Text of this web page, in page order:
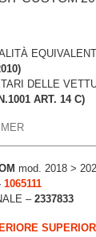
DELLE
ART. 14 C)
mod. 2018 >
1065111
– 2337833